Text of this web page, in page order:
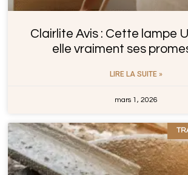
Clairlite Avis : Cette lampe
elle vraiment ses
LIRE LA SUITE »
mars 1, 2026